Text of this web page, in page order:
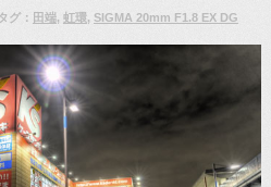
グ： 田端, 虹環, SIGMA 20mm F1.8 EX DG